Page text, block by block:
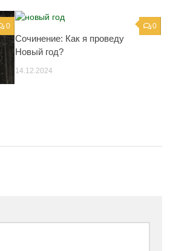
0 0
Сочинение: Как я проведу
Новый год?
14.12.2024